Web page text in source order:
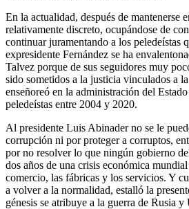
En la actualidad, después de mantenerse
relativamente discreto, ocupándose de
continuar juramentando a los peledeístas
expresidente Fernández se ha
Talvez porque de sus seguidores muy
sido sometidos a la justicia vinculados a
enseñoreó en la administración del
peledeístas entre 2004 y 2020.
Al presidente Luis Abinader no se le
corrupción ni por proteger a corruptos,
por no resolver lo que ningún gobierno
dos años de una crisis económica
comercio, las fábricas y los servicios. Y
a volver a la normalidad, estalló la
génesis se atribuye a la guerra de Rusia y